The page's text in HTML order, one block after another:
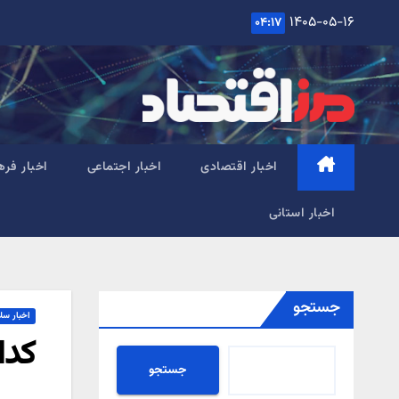
content
۱۴۰۵-۰۵-۱۶ ۰۴:۱۷
اخبار اقتصادی اخبار اجتماعی اخبار
اخبار استانی
جستجو
جستجو
اخبار